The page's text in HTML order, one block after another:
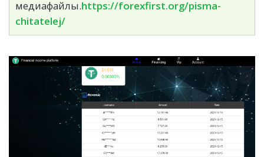
медиафайлы.https://forexfirst.org/pisma-
chitatelej/